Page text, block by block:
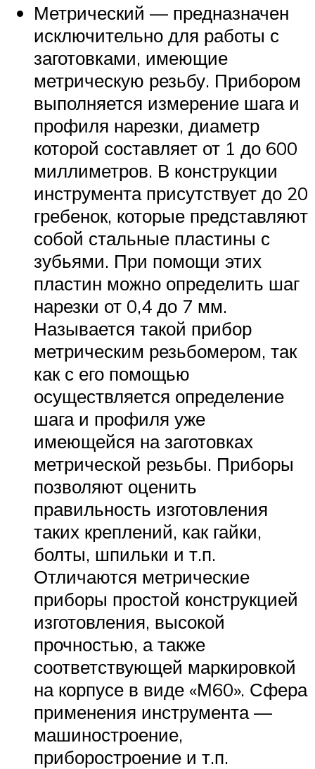
Метрический — предназначен
исключительно для работы с
заготовками, имеющие
метрическую резьбу. Прибором
выполняется измерение шага и
профиля нарезки, диаметр
которой составляет от 1 до 600
миллиметров. В конструкции
инструмента присутствует до 20
гребенок, которые представляют
собой стальные пластины с
зубьями. При помощи этих
пластин можно определить шаг
нарезки от 0,4 до 7 мм.
Называется такой прибор
метрическим резьбомером, так
как с его помощью
осуществляется определение
шага и профиля уже
имеющейся на заготовках
метрической резьбы. Приборы
позволяют оценить
правильность изготовления
таких креплений, как гайки,
болты, шпильки и т.п.
Отличаются метрические
приборы простой конструкцией
изготовления, высокой
прочностью, а также
соответствующей маркировкой
на корпусе в виде «М60». Сфера
применения инструмента —
машиностроение,
приборостроение и т.п.